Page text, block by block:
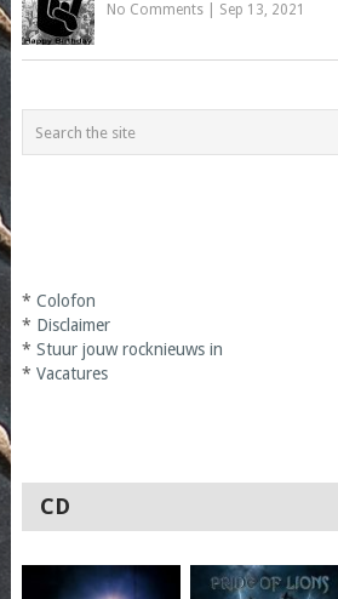
No Comments| Sep 13, 2021
* Colofon
* Disclaimer
* Stuur jouw rocknieuws in
* Vacatures
CD